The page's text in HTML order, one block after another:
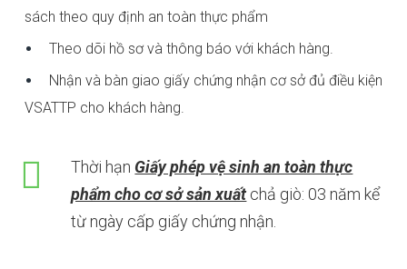
sách theo quy định an toàn thực phẩm
Theo dõi hồ sơ và thông báo với khách hàng.
Nhận và bàn giao giấy chứng nhận cơ sở đủ điều kiện
VSATTP cho khách hàng.
Thời hạn Giấy phép vệ sinh an toàn thực
phẩm cho cơ sở sản xuấtchả giò: 03 năm kể
từ ngày cấp giấy chứng nhận.